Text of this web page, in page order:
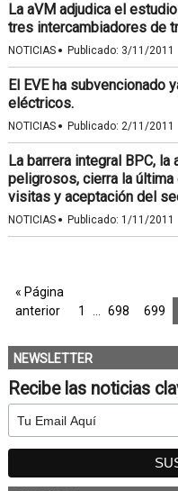
La aVM adjudica el
tres intercambiadores de
NOTICIAS · Publicado: 3/11/2011
El EVE ha subvencionado
eléctricos.
NOTICIAS · Publicado: 2/11/2011
La barrera integral BPC,
peligrosos, cierra la
visitas y aceptación del
NOTICIAS · Publicado: 1/11/2011
« Página
anterior
1 698 699
NEWSLETTER
Recibe las noticias